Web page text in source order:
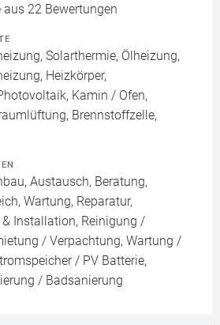
aus 22 Bewertungen
Solarthermie, Ölheizung,
Heizkörper,
Kamin / Ofen,
Brennstoffzelle,
Austausch, Beratung,
Wartung, Reparatur,
Installation, Reinigung /
/ Verpachtung, Wartung /
/ PV Batterie,
/ Badsanierung